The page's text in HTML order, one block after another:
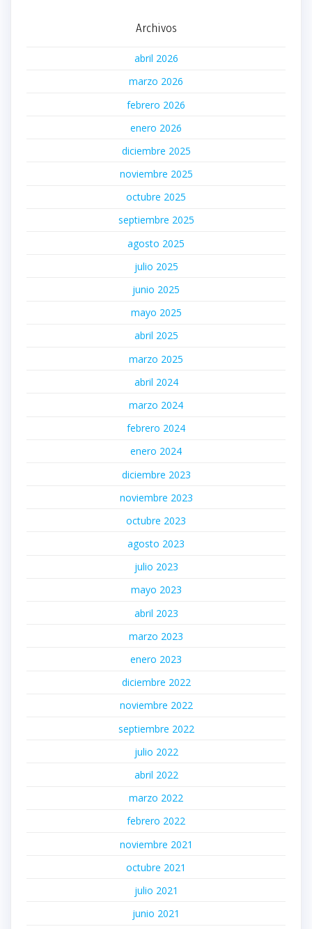
Archivos
abril 2026
marzo 2026
febrero 2026
enero 2026
diciembre 2025
noviembre 2025
octubre 2025
septiembre 2025
agosto 2025
julio 2025
junio 2025
mayo 2025
abril 2025
marzo 2025
abril 2024
marzo 2024
febrero 2024
enero 2024
diciembre 2023
noviembre 2023
octubre 2023
agosto 2023
julio 2023
mayo 2023
abril 2023
marzo 2023
enero 2023
diciembre 2022
noviembre 2022
septiembre 2022
julio 2022
abril 2022
marzo 2022
febrero 2022
noviembre 2021
octubre 2021
julio 2021
junio 2021